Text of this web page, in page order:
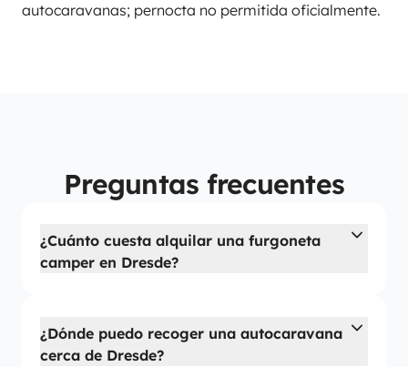
autocaravanas; pernocta no permitida oficialmente.
Preguntas frecuentes
¿Cuánto cuesta alquilar una furgoneta
camper en Dresde?
¿Dónde puedo recoger una autocaravana
cerca de Dresde?